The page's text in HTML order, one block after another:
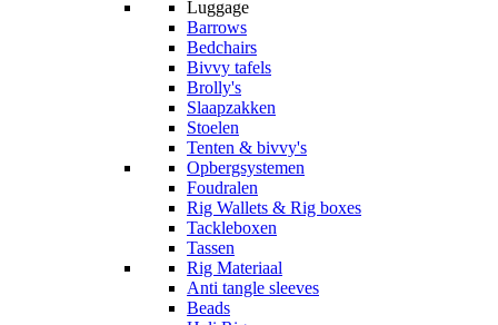
Luggage
Barrows
Bedchairs
Bivvy tafels
Brolly's
Slaapzakken
Stoelen
Tenten & bivvy's
Opbergsystemen
Foudralen
Rig Wallets & Rig boxes
Tackleboxen
Tassen
Rig Materiaal
Anti tangle sleeves
Beads